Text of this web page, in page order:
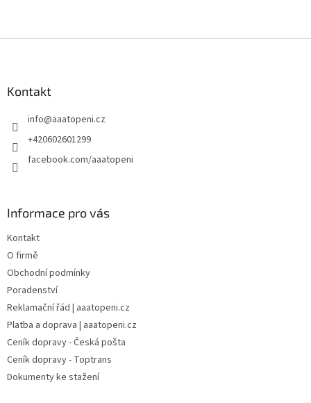
Kontakt
info@aaatopeni.cz
+420602601299
facebook.com/aaatopeni
Informace pro vás
Kontakt
O firmě
Obchodní podmínky
Poradenství
Reklamační řád | aaatopeni.cz
Platba a doprava | aaatopeni.cz
Ceník dopravy - Česká pošta
Ceník dopravy - Toptrans
Dokumenty ke stažení